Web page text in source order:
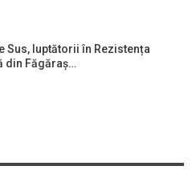
Sus, luptătorii în Rezistența
din Făgăraș…